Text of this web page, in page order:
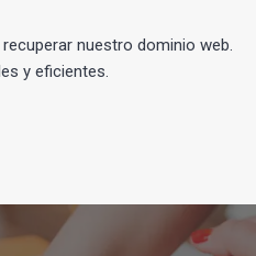
nuestro dominio web.
y eficientes.